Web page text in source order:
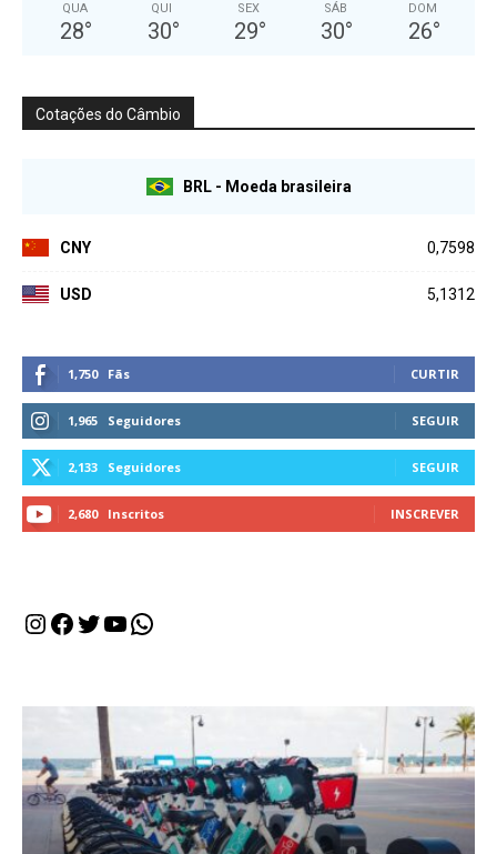
QUA
28°
QUI
30°
SEX
29°
SÁB
30°
DOM
26°
Cotações do Câmbio
BRL - Moeda brasileira
CNY 0,7598
USD 5,1312
1,750 Fãs CURTIR
1,965 Seguidores SEGUIR
2,133 Seguidores SEGUIR
2,680 Inscritos INSCREVER
Instagram
Facebook
Twitter
Youtube
WhatsApp